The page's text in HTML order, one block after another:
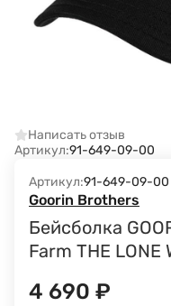
Написать отзыв
Артикул:91-649-09-00
Артикул:91-649-09-00
Goorin Brothers
Бейсболка
Farm THE
4 690 ₽